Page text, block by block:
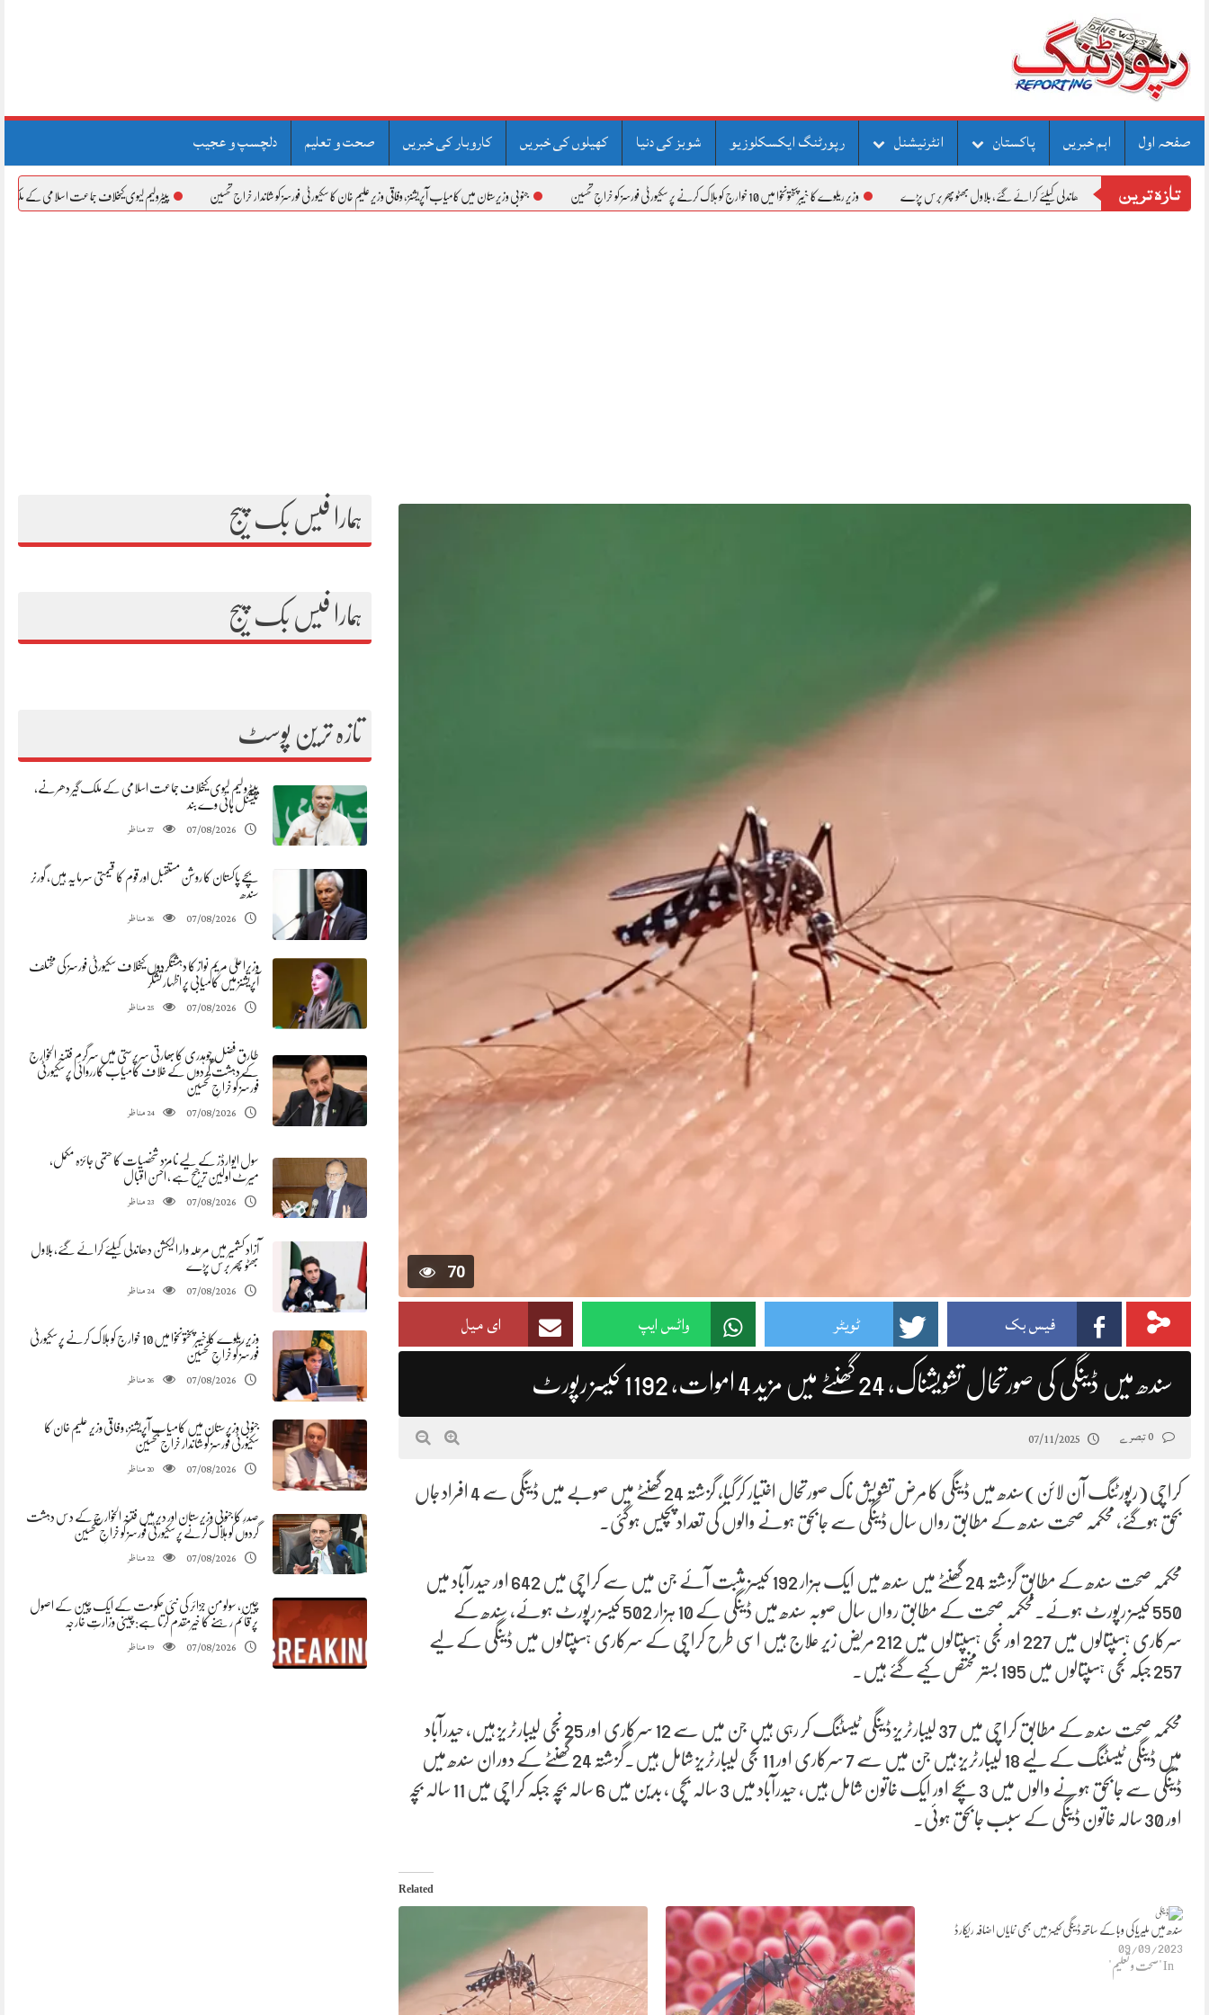
صفحہ اول اہم خبریں پاکستان انٹرنیشنل رپورٹنگ ایکسکلوزیو شوبز کی دنیا کھیلوں کی خبریں کاروبار کی خبریں صحت و تعلیم دلچسپ و عجیب
تازہ ترین
مرحلہ وار الیکشن دھاندلی کیلئے کرائے گئے، بلاول بھٹو پھر برس پڑے وزیر ریلوے کا خیبرپختونخوا میں 10 خوارج کو ہلاک کرنے پر سکیورٹی فورسز کو خراجِ تحسین جنوبی وزیرستان میں کامیاب آپریشنز، وفاقی وزیر علیم خان کا سکیورٹی فورسز کو شاندار خراج تحسین پیٹرولیم لیوی کیخلاف جماعت اسلامی کے ملک گیر دھرنے، نیشنل
ہمارا فیس بک پیج
ہمارا فیس بک پیج
تازہ ترین پوسٹ
پیٹرولیم لیوی کیخلاف جماعت اسلامی کے ملک گیر دھرنے،
نیشنل ہائی وے بند
07/08/2026
27مناظر
بچے پاکستان کا روشن مستقبل اور قوم کا قیمتی سرمایہ ہیں، گورنر
سندھ
07/08/2026
26مناظر
وزیراعلیٰ مریم نواز کا دہشتگردوں کیخلاف سکیورٹی فورسز کی مختلف
آپریشنز میں کامیابی پر اظہار تشکر
07/08/2026
25مناظر
طارق فضل چوہدری کابھارتی سرپرستی میں سرگرم فتنہ الخوارج
کے دہشت گردوں کے خلاف کامیاب کارروائی پر سکیورٹی
فورسز کو خراجِ تحسین
07/08/2026
24مناظر
سول ایوارڈز کے لیے نامزد شخصیات کا حتمی جائزہ مکمل،
میرٹ اولین ترجیح ہے ، احسن اقبال
07/08/2026
23مناظر
آزاد کشمیر میں مرحلہ وار الیکشن دھاندلی کیلئے کرائے گئے، بلاول
بھٹو پھر برس پڑے
07/08/2026
24مناظر
وزیر ریلوے کا خیبرپختونخوا میں 10 خوارج کو ہلاک کرنے پر سکیورٹی
فورسز کو خراجِ تحسین
07/08/2026
26مناظر
جنوبی وزیرستان میں کامیاب آپریشنز، وفاقی وزیر علیم خان کا
سکیورٹی فورسز کو شاندار خراج تحسین
07/08/2026
20مناظر
صدرِ کا جنوبی وزیرستان اور دیر میں فتنہ الخوارج کے دس دہشت
گردوں کو ہلاک کرنے پر سکیورٹی فورسز کو خراجِ تحسین
07/08/2026
22مناظر
چین، سولومن جزائر کی نئی حکومت کے ایک چین کے اصول
پر قائم رہنے کا خیرمقدم کرتا ہے: چینی وزارتِ خارجہ
07/08/2026
19مناظر
70
فیس بک ٹویٹر واٹس ایپ ای میل
سندھ میں ڈینگی کی صورتحال تشویشناک، 24 گھنٹے میں مزید 4 اموات، 1192 کیسز رپورٹ
07/11/2025
کراچی (رپورٹنگ آن لائن)سندھ میں ڈینگی کا مرض تشویش ناک صورتحال اختیار کرگیا، گزشتہ 24 گھنٹے میں صوبے میں ڈینگی سے 4 افراد جاں
بحق ہوگئے، محکمہ صحت سندھ کے مطابق رواں سال ڈینگی سے جابحق ہونے والوں کی تعداد پچیس ہوگئی۔
محکمہ صحت سندھ کے مطابق گزشتہ 24 گھنٹے میں سندھ میں ایک ہزار 192 کیسز مثبت آئے جن میں سے کراچی میں 642 اور حیدرآباد میں
550 کیسز رپورٹ ہوئے۔محکمہ صحت کے مطابق رواں سال صوبہ سندھ میں ڈینگی کے 10 ہزار 502 کیسز رپورٹ ہوئے، سندھ کے
سرکاری ہسپتالوں میں 227 اور نجی ہسپتالوں میں 212 مریض زیر علاج ہیں اسی طرح کراچی کے سرکاری ہسپتالوں میں ڈینگی کے لیے
257 جبکہ نجی ہسپتالوں میں 195 بستر مختص کیے گئے ہیں۔
محکمہ صحت سندھ کے مطابق کراچی میں 37 لیبارٹریز ڈینگی ٹیسٹنگ کر رہی ہیں جن میں سے 12 سرکاری اور 25 نجی لیبارٹریز ہیں، حیدرآباد
میں ڈینگی ٹیسٹنگ کے لیے 18 لیبارٹریز ہیں جن میں سے 7 سرکاری اور 11 نجی لیبارٹریز شامل ہیں۔گزشتہ 24 گھنٹے کے دوران سندھ میں
ڈینگی سے جابحق ہونے والوں میں 3 بچے اور ایک خاتون شامل ہیں، حیدرآباد میں 3 سالہ بچی ، بدین میں 6 سالہ بچہ جبکہ کراچی میں 11 سالہ بچہ
اور 30 سالہ خاتون ڈینگی کے سبب جابحق ہوئی۔
Related
سندھ میں ملیریا کی وبا کے ساتھ ڈینگی کیسز میں بھی نمایاں اضافہ ریکارڈ
09/09/2023
In "صحت و تعلیم"